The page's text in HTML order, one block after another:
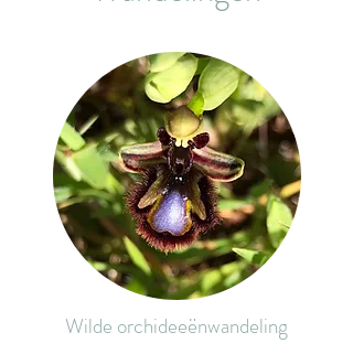
Wilde orchideeënwandeling